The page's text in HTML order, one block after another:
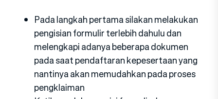
Pada langkah pertama silakan melakukan
pengisian formulir terlebih dahulu dan
melengkapi adanya beberapa dokumen
pada saat pendaftaran kepesertaan yang
nantinya akan memudahkan pada proses
pengklaiman